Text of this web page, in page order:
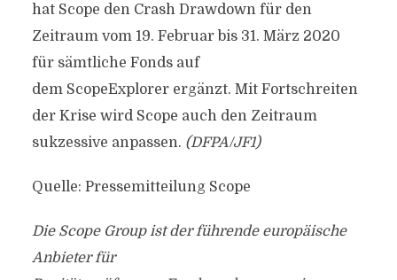
hat Scope den Crash Drawdown für den
Zeitraum vom 19. Februar bis 31. März 2020
für sämtliche Fonds auf
dem ScopeExplorer ergänzt. Mit Fortschreiten
der Krise wird Scope auch den Zeitraum
sukzessive anpassen. (DFPA/JF1)
Quelle: Pressemitteilung Scope
Die Scope Group ist der führende europäische
Anbieter für